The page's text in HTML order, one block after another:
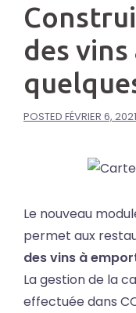
des
POSTED FÉVRIER 6, 2021
Le nouveau
permet aux
des vins à
La gestion de la
effectuée dans